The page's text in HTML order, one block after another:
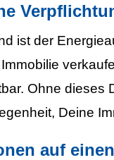
ist der
Ohne dieses
Deine
auf